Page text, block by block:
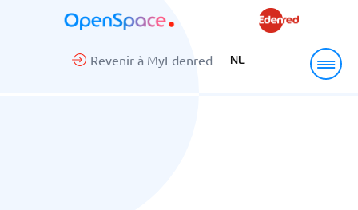
Revenir à MyEdenred NL